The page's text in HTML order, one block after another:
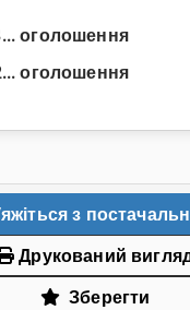
оголошення
оголошення
з
Друкований
Зберегти